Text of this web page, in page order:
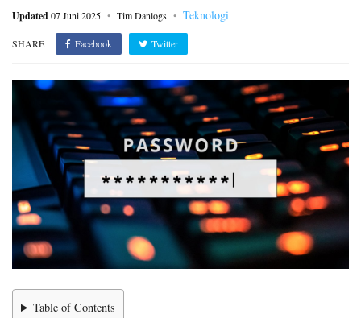
Updated07 Juni 2025 Tim Danlogs Teknologi
SHARE Facebook Twitter
Table of Contents